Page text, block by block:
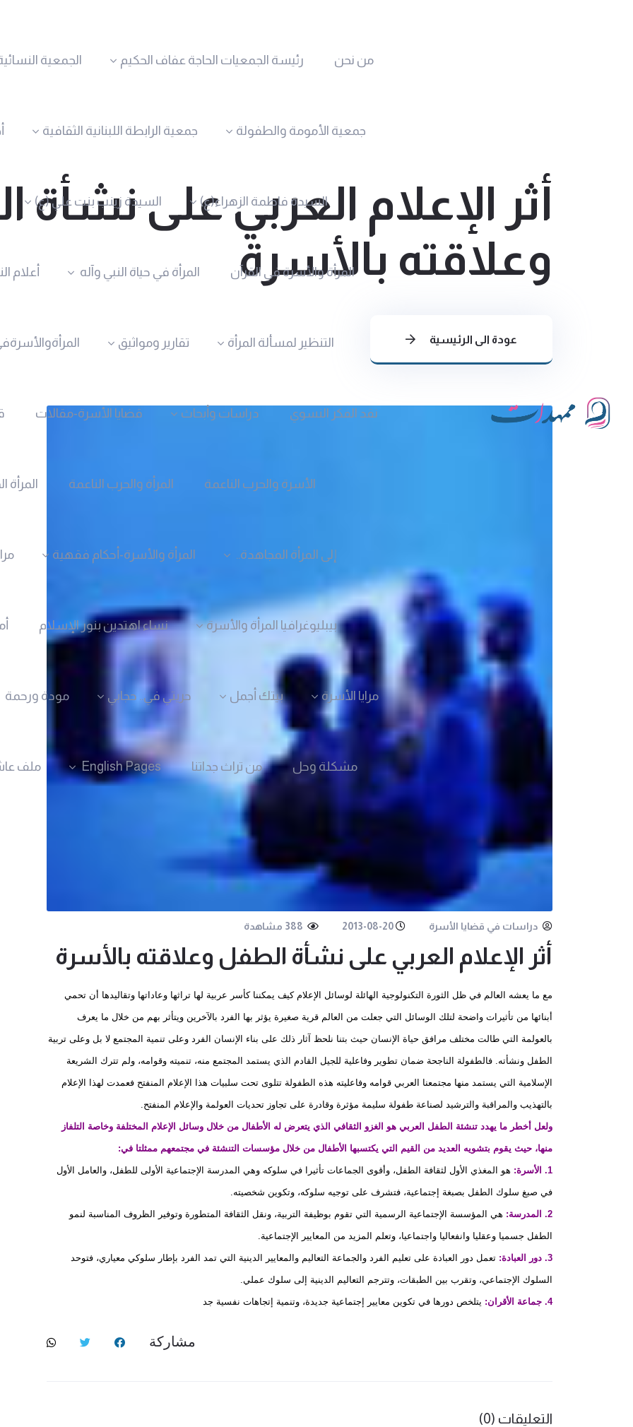
من نحن رئيسة الجمعيات الحاجة عفاف الحكيم الجمعية
جمعية الأمومة والطفولة جمعية الرابطة اللبنانية الثقافية
السيدة فاطمة الزهراء(ع) السيدة زينب بنت علي (ع)
المرأة والأسرة في القرآن المرأة في حياة النبي وآله أعلام
التنظير لمسألة المرأة تقارير ومواثيق
نقد الفكر النسوي دراسات وأبحاث قضايا الأسرة-مقالات
الأسرة والحرب الناعمة المرأة والحرب الناعمة المرأة
إلى المرأة المجاهدة.. المرأة والأسرة-أحكام فقهية
بيبليوغرافيا المرأة والأسرة نساء اهتدين بنور الإسلام
مرايا الأسرة بيتك أجمل حريتي في.. حجابي مودة ورحمة
مشكلة وحل من تراث جداتنا English Pages ملف
أثر الإعلام العربي على
وعلاقته بالأسرة
عودة الى الرئيسية
دراسات في قضايا الأسرة 2013-08-20
أثر الإعلام العربي على نشأة الطفل وعلاقته بالأسرة
مع ما يعشه العالم في ظل الثورة التكنولوجية الهائلة لوسائل الإعلام كيف يمكننا كأسر عربية لها تراثها وعاداتها وتقاليدها أن تحمي
أبنائها من تأثيرات واضحة لتلك الوسائل التي جعلت من العالم قرية صغيرة يؤثر بها الفرد بالآخرين ويتأثر بهم من خلال ما يعرف
بالعولمة التي طالت مختلف مرافق حياة الإنسان حيث بتنا نلحظ آثار ذلك على بناء الإنسان الفرد وعلى تنمية المجتمع لا بل وعلى تربية
الطفل ونشأته. فالطفولة الناجحة ضمان تطوير وفاعلية للجيل القادم الذي يستمد المجتمع منه، تنميته وقوامه، ولم تترك الشريعة
الإسلامية التي يستمد منها مجتمعنا العربي قوامه وفاعليته هذه الطفولة تتلوى تحت سلبيات هذا الإعلام المنفتح فعمدت لهذا الإعلام
بالتهذيب والمراقبة والترشيد لصناعة طفولة سليمة مؤثرة وقادرة على تجاوز تحديات العولمة والإعلام المنفتح.
ولعل أخطر ما يهدد تنشئة الطفل العربي هو الغزو الثقافي الذي يتعرض له الأطفال من خلال وسائل الإعلام المختلفة وخاصة التلفاز
منها، حيث يقوم بتشويه العديد من القيم التي يكتسبها الأطفال من خلال مؤسسات التنشئة في مجتمعهم ممثلتا في:
1. الأسرة: هو المغذي الأول لثقافة الطفل، وأقوى الجماعات تأثيرا في سلوكه وهي المدرسة الإجتماعية الأولى للطفل، والعامل الأول
في صبغ سلوك الطفل بصبغة إجتماعية، فتشرف على توجيه سلوكه، وتكوين شخصيته.
2. المدرسة: هي المؤسسة الإجتماعية الرسمية التي تقوم بوظيفة التربية، ونقل الثقافة المتطورة وتوفير الظروف المناسبة لنمو
الطفل جسميا وعقليا وانفعاليا واجتماعيا، وتعلم المزيد من المعايير الإجتماعية.
3. دور العبادة: تعمل دور العبادة على تعليم الفرد والجماعة التعاليم والمعايير الدينية التي تمد الفرد بإطار سلوكي معياري، فتوحد
السلوك الإجتماعي، وتقرب بين الطبقات، وتترجم التعاليم الدينية إلى سلوك عملي.
4. جماعة الأقران: يتلخص دورها في تكوين معايير إجتماعية جديدة، وتنمية إتجاهات نفسية جد
مشاركة
التعليقات (0)